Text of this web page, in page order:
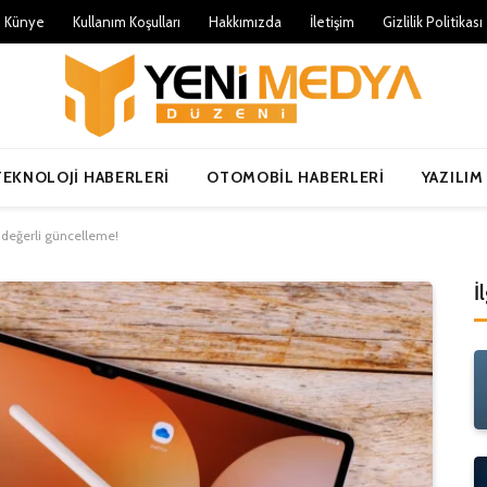
Künye Kullanım Koşulları Hakkımızda İletişim Gizlilik Politikası
HABERLERI OTOMOBIL HABERLERI YAZILIM
güncelleme!